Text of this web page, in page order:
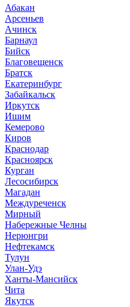
Абакан
Арсеньев
Ачинск
Барнаул
Бийск
Благовещенск
Братск
Екатеринбург
Забайкальск
Иркутск
Ишим
Кемерово
Киров
Краснодар
Красноярск
Курган
Лесосибирск
Магадан
Междуреченск
Мирный
Набережные Челны
Нерюнгри
Нефтекамск
Тулун
Улан-Удэ
Ханты-Мансийск
Чита
Якутск